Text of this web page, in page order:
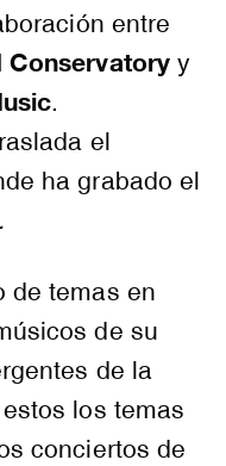
entre
Conservatoryy
.
el
ha grabado el
de temas en
de su
de la
los temas
conciertos de